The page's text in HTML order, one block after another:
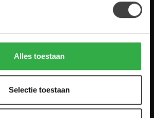
Alles toestaan
Selectie toestaan